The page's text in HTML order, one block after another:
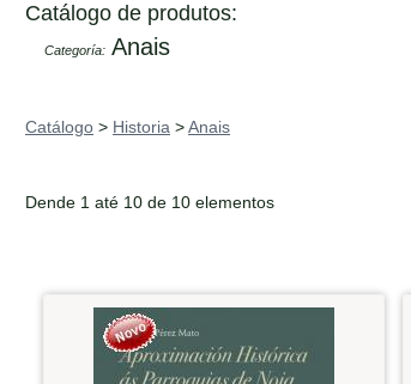
Catálogo de produtos:
Categoría: Anais
Catálogo > Historia >Anais
Dende 1 até 10 de 10 elementos